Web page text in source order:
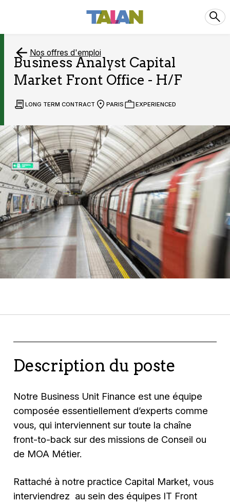
Nos offres d'emploi
Business Analyst Capital
Market Front Office - H/F
LONG TERM CONTRACT PARIS EXPERIENCED
Description du poste
Notre Business Unit Finance est une équipe
composée essentiellement d’experts comme
vous, qui interviennent sur toute la chaîne
front-to-back sur des missions de Conseil ou
de MOA Métier.
Rattaché à notre practice Capital Market, vous
interviendrez au sein des équipes IT Front